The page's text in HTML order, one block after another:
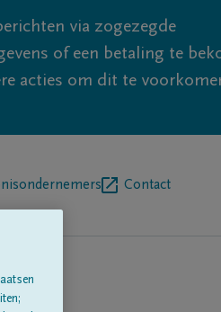
via zogezegde
of een betaling te
acties om dit te
Contact